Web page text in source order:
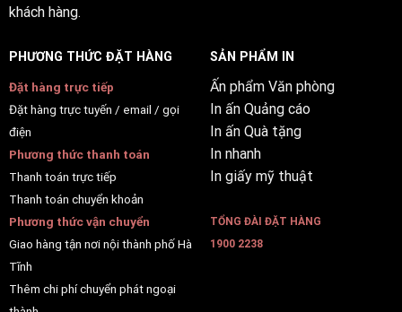
khách hàng.
PHƯƠNG THỨC ĐẶT HÀNG
Đặt hàng trực tiếp
Đặt hàng trực tuyến / email / gọi
điện
Phương thức thanh toán
Thanh toán trực tiếp
Thanh toán chuyển khoản
Phương thức vận chuyển
Giao hàng tận nơi nội thành phố Hà
Tĩnh
Thêm chi phí chuyển phát ngoại
SẢN PHẨM IN
Ấn phẩm Văn phòng
In ấn Quảng cáo
In ấn Quà tặng
In nhanh
In giấy mỹ thuật
TỔNG ĐÀI ĐẶT HÀNG
1900 2238